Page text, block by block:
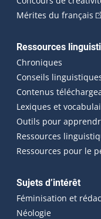
Mérites du français
Ressources
Chroniques
Conseils
Contenus
Lexiques et
Outils pour
Ressources
Ressources pour le
Sujets d’intérêt
Féminisation et
Néologie